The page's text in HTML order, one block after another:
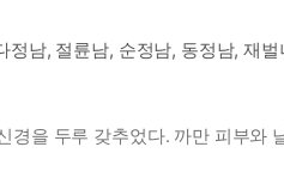
남, 절륜남, 순정남, 동정남, 재
을 두루 갖추었다. 까만 피부